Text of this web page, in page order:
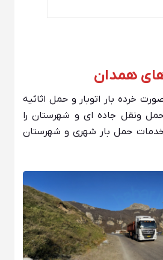
همدان
خرده بار اتوبار و حمل اثاثیه
ونقل جاده ای و شهرستان را
حمل بار شهری و شهرستان